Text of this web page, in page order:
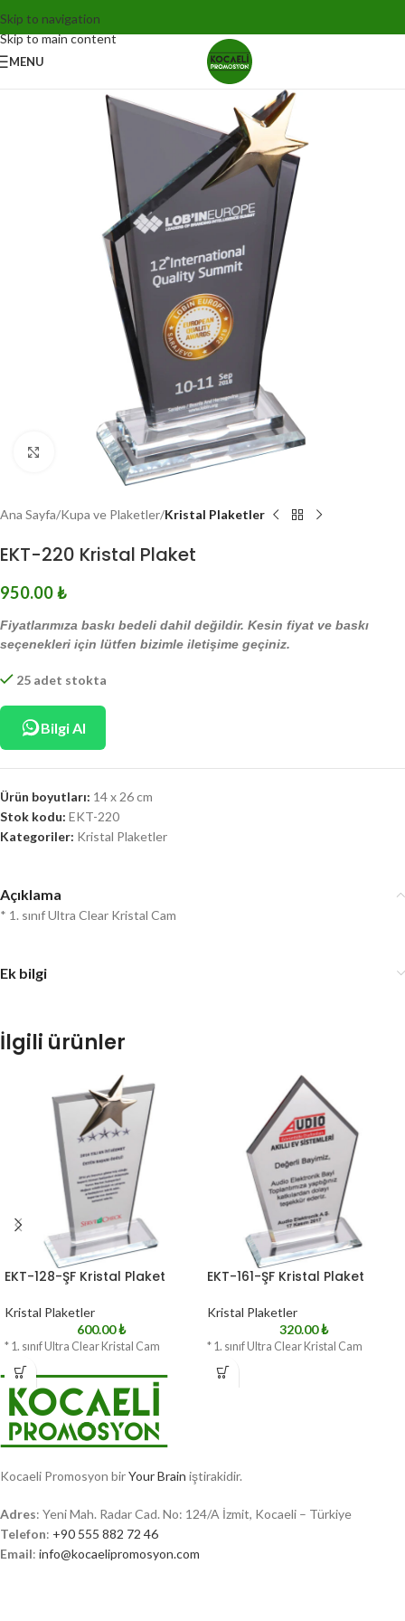
Skip to navigation
Skip to main content
MENU
Click to enlarge
Ana Sayfa Kupa ve Plaketler Kristal Plaketler
EKT-220 Kristal Plaket
950.00₺
Fiyatlarımıza baskı bedeli dahil değildir. Kesin fiyat ve baskı
seçenekleri için lütfen bizimle iletişime geçiniz.
25 adet stokta
Bilgi Al
Ürün boyutları: 14 x 26 cm
Stok kodu: EKT-220
Kategoriler: Kristal Plaketler
Açıklama
* 1. sınıf Ultra Clear Kristal Cam
Ek bilgi
İlgili ürünler
EKT-128-ŞF Kristal Plaket
Kristal Plaketler
600.00₺
* 1. sınıf Ultra Clear Kristal Cam
EKT-161-ŞF Kristal Plaket
Kristal Plaketler
320.00₺
* 1. sınıf Ultra Clear Kristal Cam
Kocaeli Promosyon birYour Brain iştirakidir.
Adres: Yeni Mah. Radar Cad. No: 124/A İzmit, Kocaeli – Türkiye
Telefon: +90 555 882 72 46
Email: info@kocaelipromosyon.com